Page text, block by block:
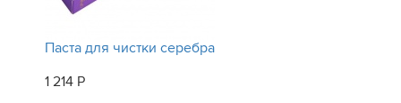
Паста для чистки серебра
1 214 Р